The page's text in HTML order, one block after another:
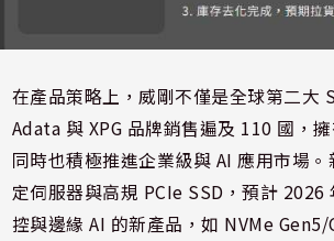
在產品策略上，威剛不僅是全球第二大
Adata 與 XPG 品牌銷售遍及 110 國，
同時也積極推進企業級與 AI 應用市場。
定伺服器與高規 PCIe SSD，預計 2026
控與邊緣 AI 的新產品，如 NVMe Gen5/